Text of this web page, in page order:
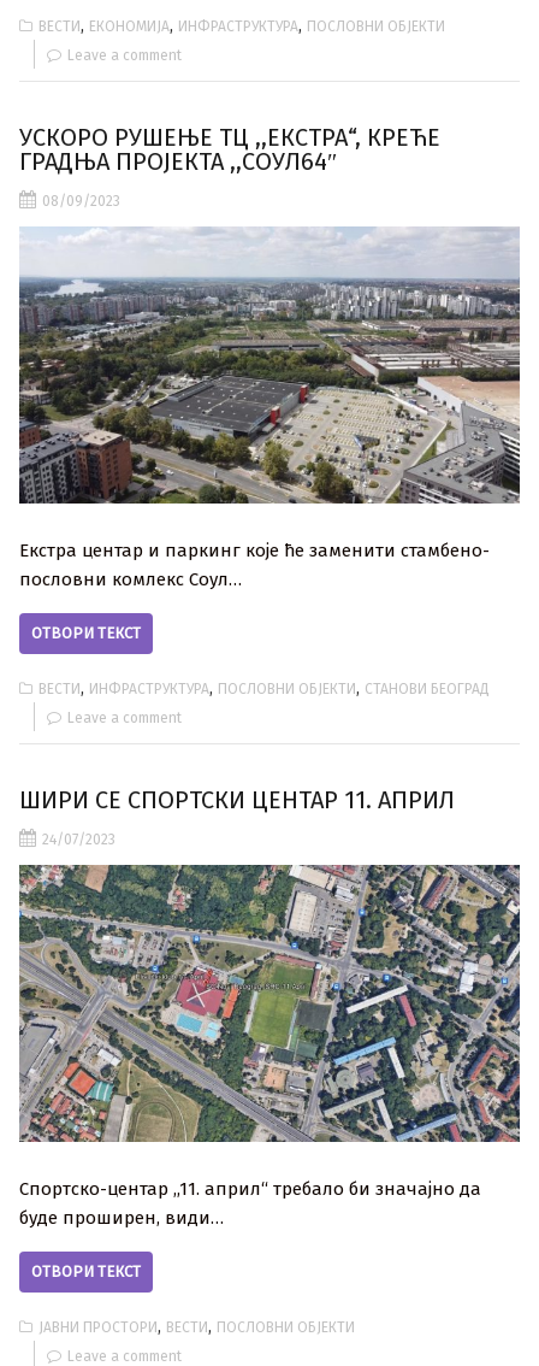
ВЕСТИ, ЕКОНОМИЈА, ИНФРАСТРУКТУРА, ПОСЛОВНИ ОБЈЕКТИ
Leave a comment
УСКОРО РУШЕЊЕ ТЦ ,,ЕКСТРА“, КРЕЋЕ
ГРАДЊА ПРОЈЕКТА ,,СОУЛ64″
08/09/2023
Екстра центар и паркинг које ће заменити стамбено-
пословни комлекс Соул…
ОТВОРИ ТЕКСТ
ВЕСТИ, ИНФРАСТРУКТУРА, ПОСЛОВНИ ОБЈЕКТИ, СТАНОВИ БЕОГРАД
Leave a comment
ШИРИ СЕ СПОРТСКИ ЦЕНТАР 11. АПРИЛ
24/07/2023
Спортскo-центар ,,11. април“ требало би значајно да
буде проширен, види…
ОТВОРИ ТЕКСТ
ЈАВНИ ПРОСТОРИ, ВЕСТИ, ПОСЛОВНИ ОБЈЕКТИ
Leave a comment